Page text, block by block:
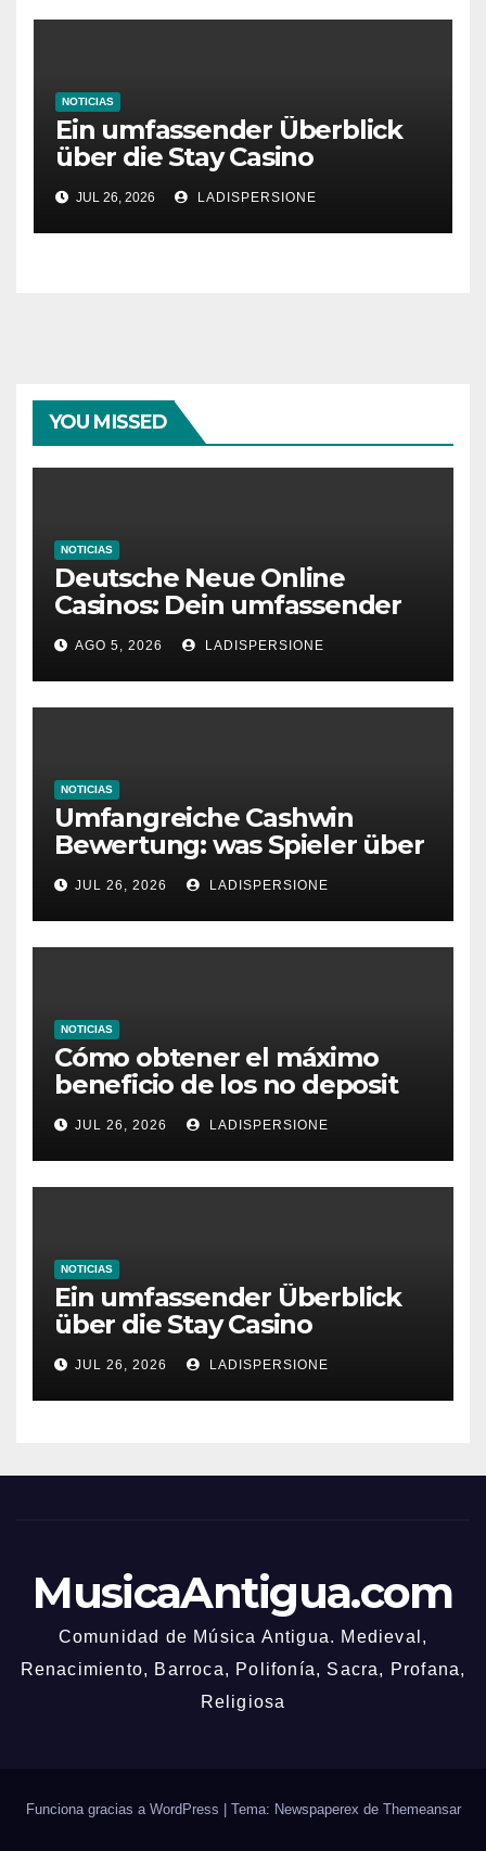
NOTICIAS
Ein umfassender Überblick
über die Stay Casino
Bonusbedingungen
JUL 26, 2026 LADISPERSIONE
YOU MISSED
NOTICIAS
Deutsche Neue Online
Casinos: Dein umfassender
Ratgeber für moderne
Glücksspielplattformen
AGO 5, 2026 LADISPERSIONE
NOTICIAS
Umfangreiche Cashwin
Bewertung: was Spieler über
dieses Casino denken
JUL 26, 2026 LADISPERSIONE
NOTICIAS
Cómo obtener el máximo
beneficio de los no deposit
bonus codes de roby casino
JUL 26, 2026 LADISPERSIONE
NOTICIAS
Ein umfassender Überblick
über die Stay Casino
Bonusbedingungen
JUL 26, 2026 LADISPERSIONE
MusicaAntigua.com
Comunidad de Música Antigua. Medieval,
Renacimiento, Barroca, Polifonía, Sacra, Profana,
Religiosa
Funciona gracias a WordPress Tema: Newspaperex de Themeansar